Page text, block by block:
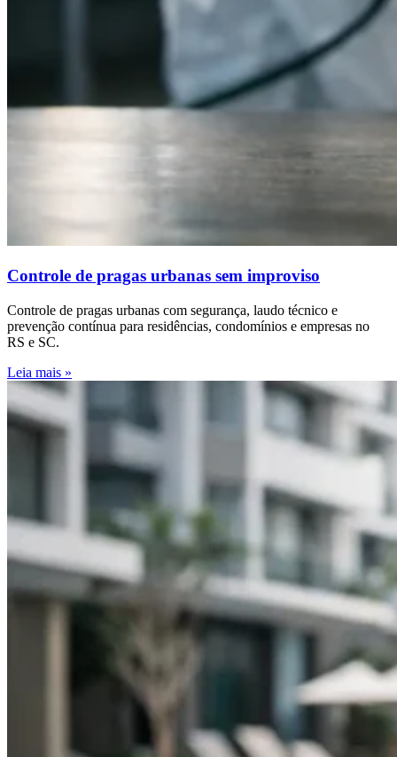
Controle de pragas urbanas sem improviso
Controle de pragas urbanas com segurança, laudo técnico e
prevenção contínua para residências, condomínios e empresas no
RS e SC.
Leia mais »